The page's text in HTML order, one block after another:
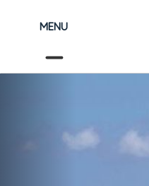
MENU